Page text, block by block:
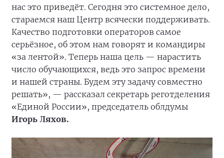
нас это приведёт. Сегодня это системное дело,
стараемся наш Центр всячески поддерживать.
Качество подготовки операторов самое
серьёзное, об этом нам говорят и командиры
«за лентой». Теперь наша цель — нарастить
число обучающихся, ведь это запрос времени
и нашей страны. Будем эту задачу совместно
решать», — рассказал секретарь реготделения
«Единой России», председатель облдумы
Игорь Ляхов.